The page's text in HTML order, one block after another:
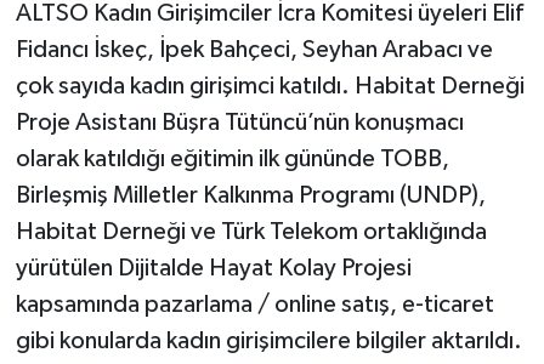
ALTSO Kadın Girişimciler İcra Komitesi üyeleri Elif
Fidancı İskeç, İpek Bahçeci, Seyhan Arabacı ve
çok sayıda kadın girişimci katıldı. Habitat Derneği
Proje Asistanı Büşra Tütüncü’nün konuşmacı
olarak katıldığı eğitimin ilk gününde TOBB,
Birleşmiş Milletler Kalkınma Programı (UNDP),
Habitat Derneği ve Türk Telekom ortaklığında
yürütülen Dijitalde Hayat Kolay Projesi
kapsamında pazarlama / online satış, e-ticaret
gibi konularda kadın girişimcilere bilgiler aktarıldı.